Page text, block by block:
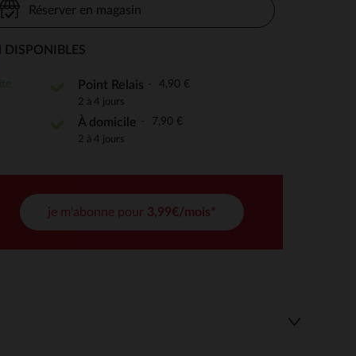
de confidentialité, en garantissant la conformité avec
Réserver en magasin
Point Relais 4,90 €
2 à 4 jours
À domicile 7,90 €
2 à 4 jours
je m'abonne pour 3,99€/mois*